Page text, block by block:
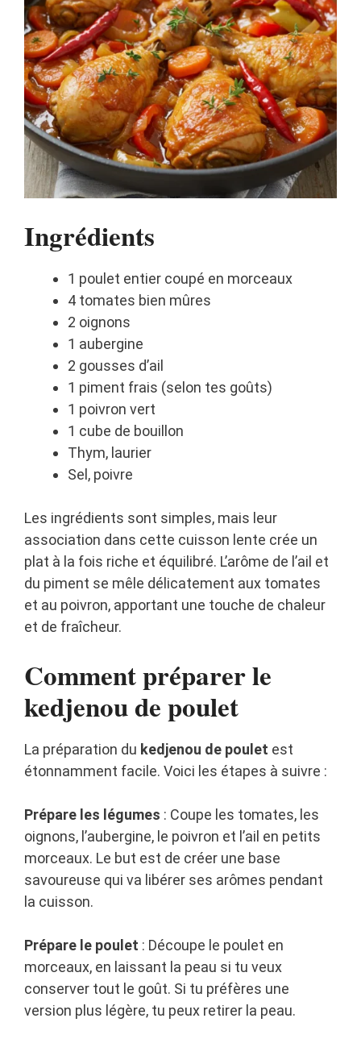
Ingrédients
1 poulet entier coupé en morceaux
4 tomates bien mûres
2 oignons
1 aubergine
2 gousses d’ail
1 piment frais (selon tes goûts)
1 poivron vert
1 cube de bouillon
Thym, laurier
Sel, poivre
Les ingrédients sont simples, mais leur
association dans cette cuisson lente crée un
plat à la fois riche et équilibré. L’arôme de l’ail et
du piment se mêle délicatement aux tomates
et au poivron, apportant une touche de chaleur
et de fraîcheur.
Comment préparer le
kedjenou de poulet
La préparation du kedjenou de poulet est
étonnamment facile. Voici les étapes à suivre :
Prépare les légumes : Coupe les tomates, les
oignons, l’aubergine, le poivron et l’ail en petits
morceaux. Le but est de créer une base
savoureuse qui va libérer ses arômes pendant
la cuisson.
Prépare le poulet : Découpe le poulet en
morceaux, en laissant la peau si tu veux
conserver tout le goût. Si tu préfères une
version plus légère, tu peux retirer la peau.